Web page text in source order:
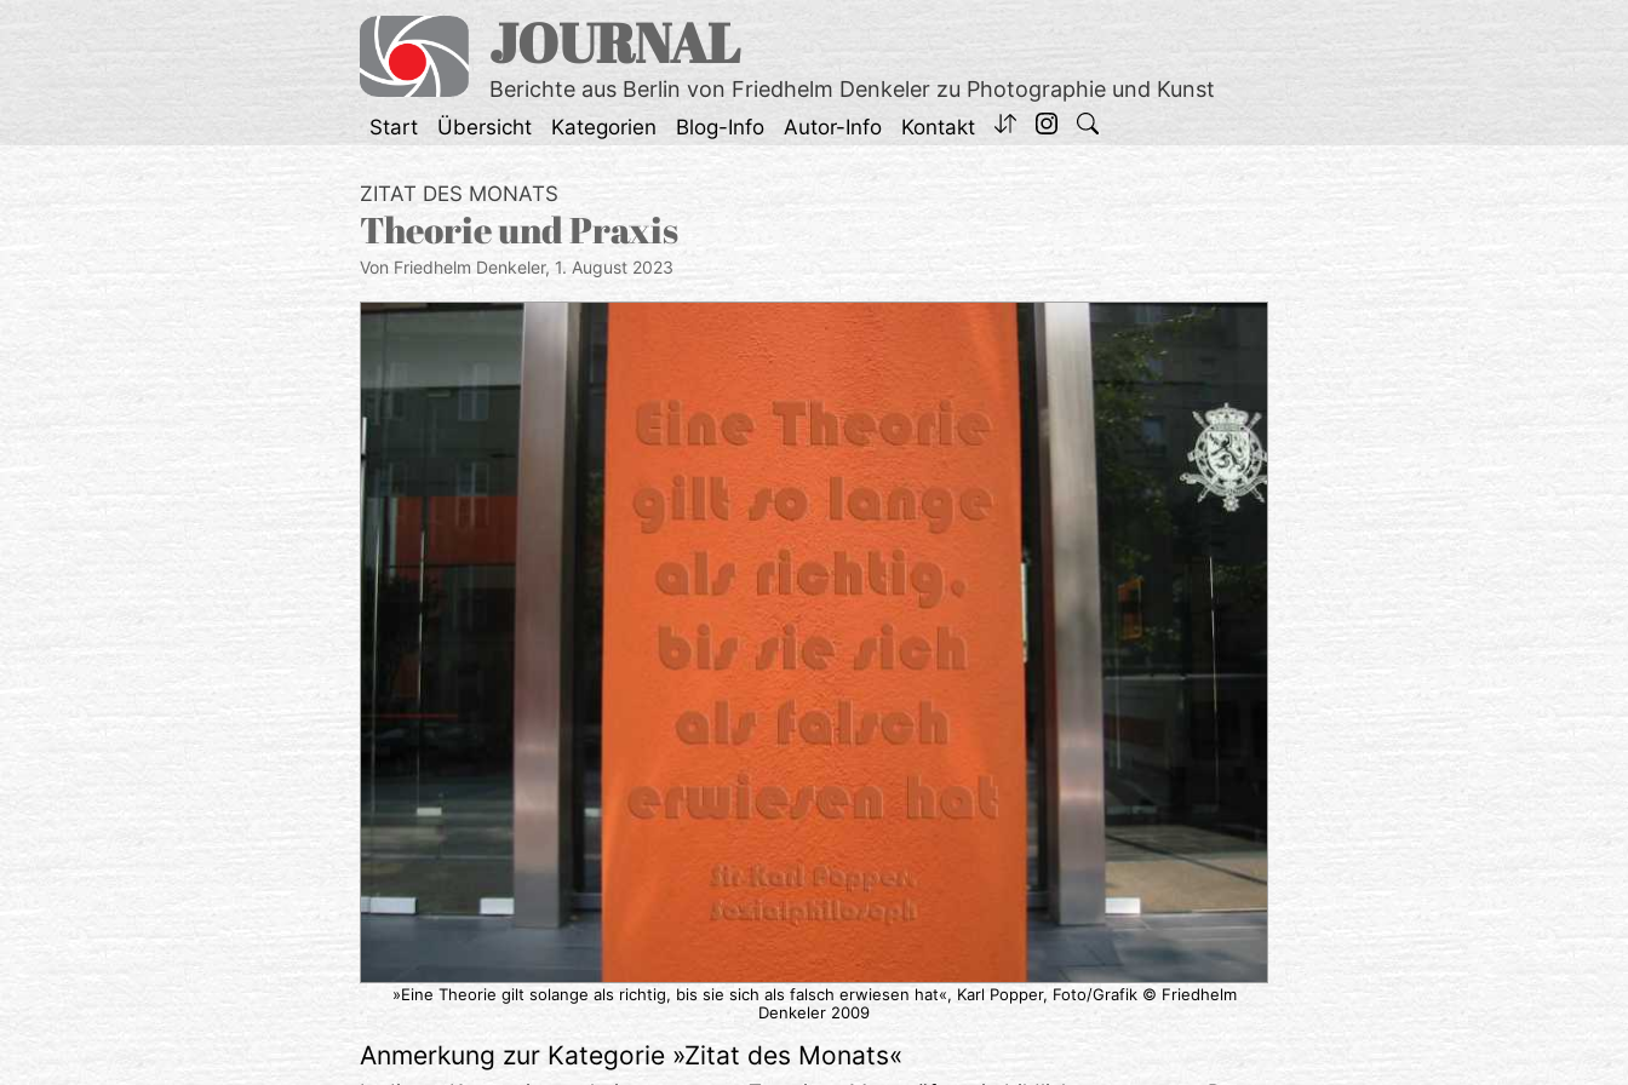
JOURNAL
Berichte aus Berlin von Friedhelm Denkeler zu Photographie und Kunst
Start Übersicht Kategorien Blog-Info Autor-Info Kontakt
ZITAT DES MONATS
Theorie und Praxis
Von Friedhelm Denkeler, 1. August 2023
»Eine Theorie gilt solange als richtig, bis sie sich als falsch erwiesen hat«, Karl Popper, Foto/Grafik © Friedhelm
Denkeler 2009
Anmerkung zur Kategorie »Zitat des Monats«